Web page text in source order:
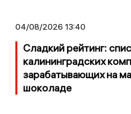
04/08/2026 13:40
Сладкий рейтинг:
калининградских
зарабатывающих на
шоколаде